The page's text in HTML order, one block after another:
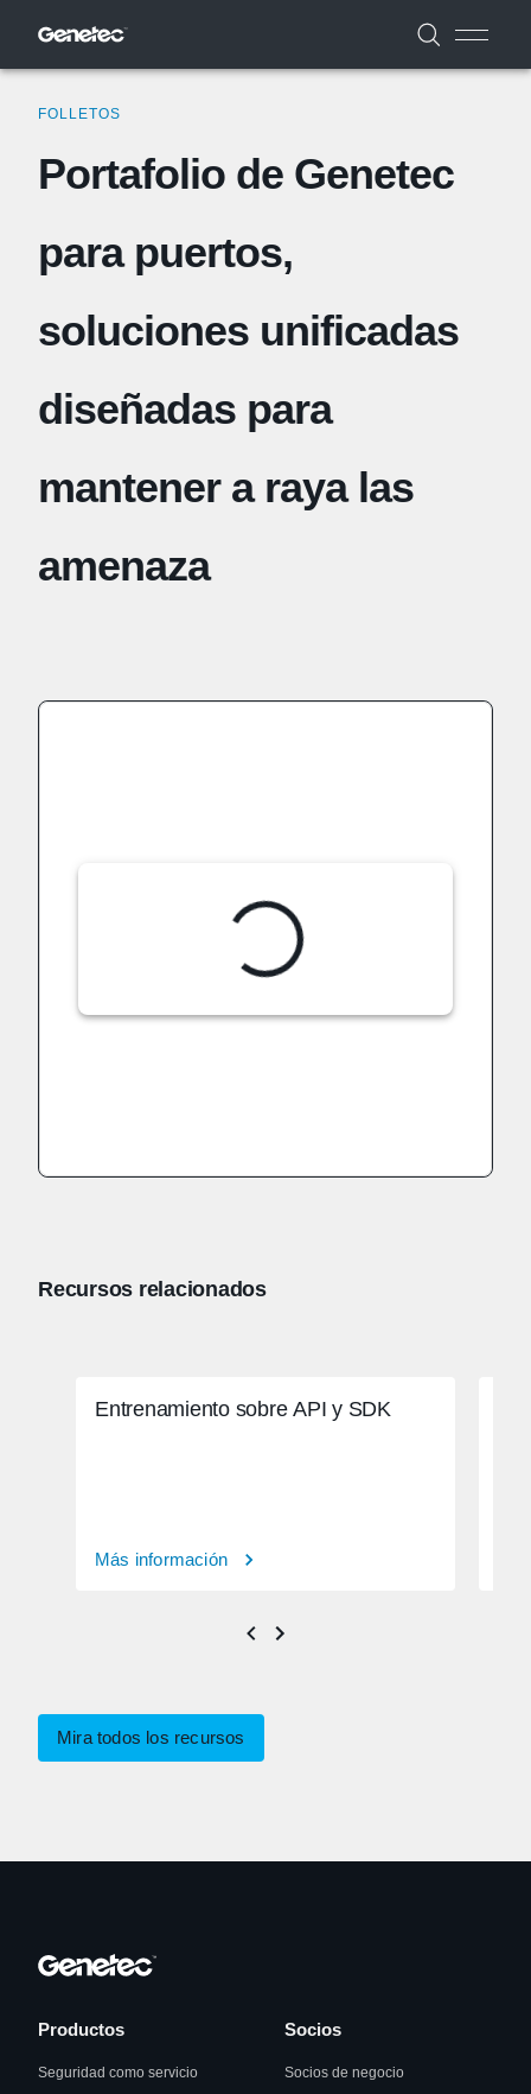
FOLLETOS
Portafolio de Genetec
para puertos,
soluciones unificadas
diseñadas para
mantener a raya las
amenaza
Recursos relacionados
Entrenamiento sobre API y SDK
Más información
Mira todos los recursos
Productos
Seguridad como servicio
Socios
Socios de negocio